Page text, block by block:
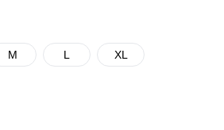
M L XL